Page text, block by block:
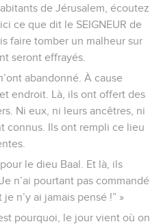
de Jérusalem, écoutez
ce que dit le SEIGNEUR de
faire tomber un malheur sur
seront effrayés.
abandonné. À cause
endroit. Là, ils ont offert des
Ni eux, ni leurs ancêtres, ni
connus. Ils ont rempli ce lieu
le dieu Baal. Et là, ils
n’ai pourtant pas commandé
n’y ai jamais pensé !” »
pourquoi, le jour vient où on